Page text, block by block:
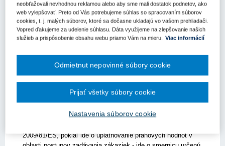
o smernicu určenú obstarávateľom;
Delegované nariadenie Komisie (EÚ)2017/2365 z 18.
decembra 2017, ktorým sa mení smernica Európskeho
parlamentu a Rady 2014/24/EÚ, pokiaľ ide o uplatňovanie
o smernicu určenú verejným obstarávateľom;
Delegované nariadenie Komisie (EÚ)2017/2366 z 18.
decembra 2017, ktorým sa mení smernica Európskeho
finančných limitov v oblasti postupov zadávania zákaziek - ide
o smernicu o udeľovaní koncesií;
Nariadenie Komisie (EÚ)2017/2367 z 18. decembra 2017,
2009/81/ES, pokiaľ ide o uplatňovanie prahových hodnôt v
neobťažovali nevhodnou reklamou alebo aby sme mali dostatok podnetov, ako
web vylepšovať. Preto od Vás potrebujeme súhlas so spracovaním súborov
cookies, t. j. malých súborov, ktoré sa dočasne ukladajú vo vašom prehliadači.
Vopred ďakujeme za udelenie súhlasu. Dáta využijeme na zlepšovanie našich
služieb a prispôsobenie obsahu webu priamo Vám na mieru.
Viac informácií
Nastavenia súborov cookie
Odmietnut nepovinné súbory cookie
Prijať všetky súbory cookie